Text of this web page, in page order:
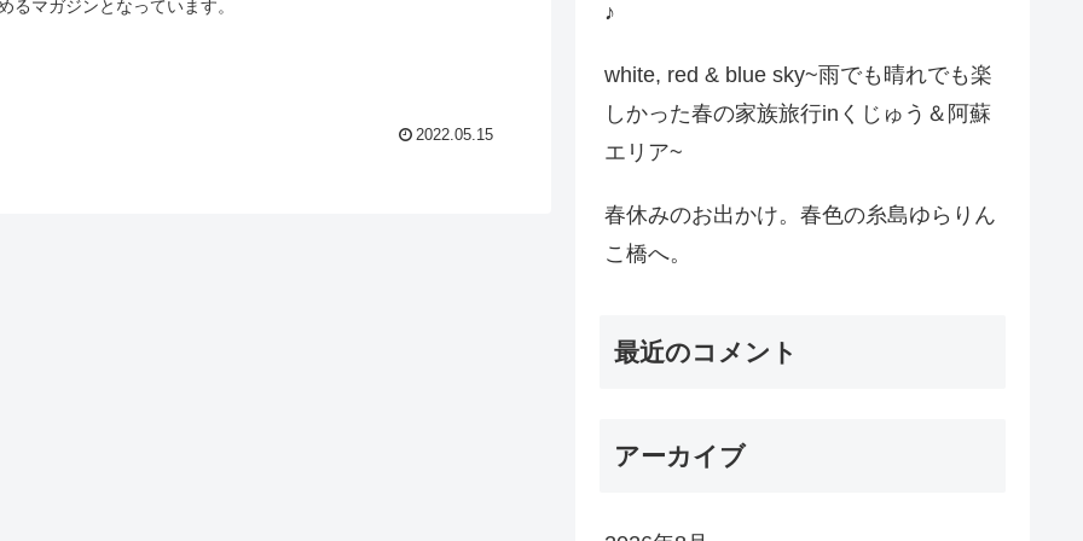
るマガジンとなっています。
2022.05.15
♪
white, red & blue sky~雨でも晴れでも楽
しかった春の家族旅行inくじゅう＆阿蘇
エリア~
春休みのお出かけ。春色の糸島ゆらりん
こ橋へ。
最近のコメント
アーカイブ